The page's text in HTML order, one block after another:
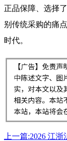
正品保障、选择
别传统采购的痛
时代。
上一篇:2026 江